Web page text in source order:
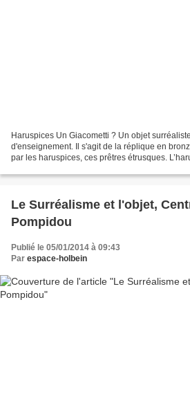
Haruspices Un Giacometti ? Un objet
d'enseignement. Il s'agit de la réplique en
par les haruspices, ces prêtres étrusques.
Le Surréalisme et l'objet,
Pompidou
Publié le 05/01/2014 à 09:43
Par espace-holbein